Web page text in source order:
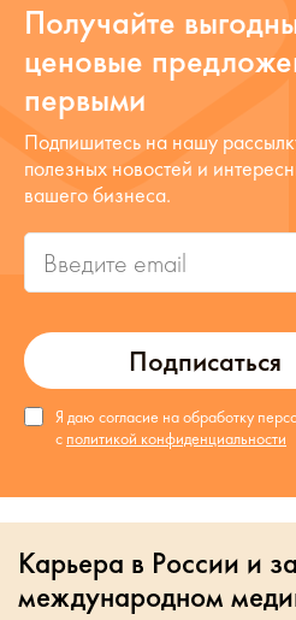
Получайте
ценовые
первыми
Подписаться
Подпишитесь на нашу
полезных новостей и
вашего бизнеса.
Я даю согласие на обработку
с политикой конфиденциальности
Карьера в России и
международном